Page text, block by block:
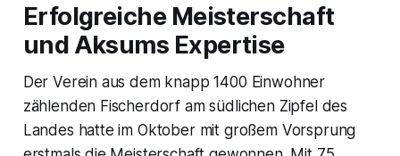
Erfolgreiche Meisterschaft
und Aksums Expertise
Der Verein aus dem knapp 1400 Einwohner
zählenden Fischerdorf am südlichen Zipfel des
Landes hatte im Oktober mit großem Vorsprung